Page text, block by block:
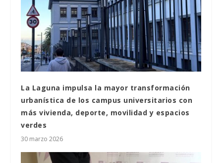
La Laguna impulsa la mayor transformación
urbanística de los campus universitarios con
más vivienda, deporte, movilidad y espacios
verdes
30 marzo 2026